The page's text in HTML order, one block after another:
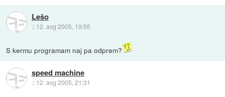
Lešo
:: 12. avg 2005, 19:55
S kermu programam naj pa odprem?
speed machine
:: 12. avg 2005, 21:31